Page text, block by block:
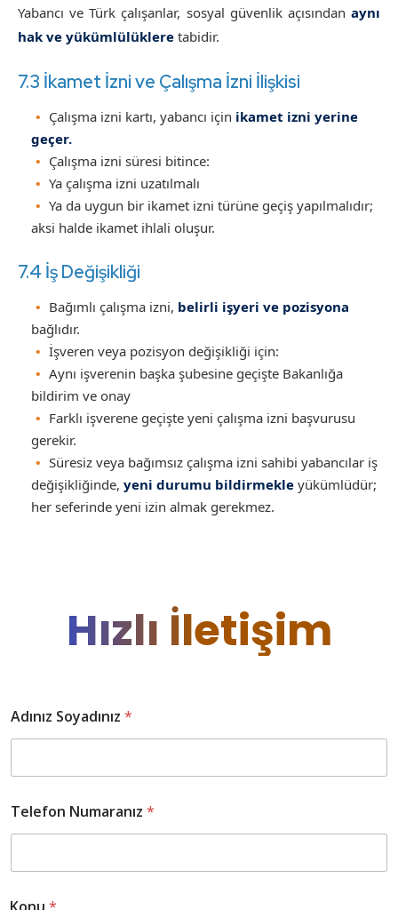
Yabancı ve Türk çalışanlar, sosyal güvenlik açısından aynı
hak ve yükümlülüklere tabidir.
7.3 İkamet İzni ve Çalışma İzni İlişkisi
Çalışma izni kartı, yabancı için ikamet izni yerine
geçer.
Çalışma izni süresi bitince:
Ya çalışma izni uzatılmalı
Ya da uygun bir ikamet izni türüne geçiş yapılmalıdır;
aksi halde ikamet ihlali oluşur.
7.4 İş Değişikliği
Bağımlı çalışma izni, belirli işyeri ve pozisyona
bağlıdır.
İşveren veya pozisyon değişikliği için:
Aynı işverenin başka şubesine geçişte Bakanlığa
bildirim ve onay
Farklı işverene geçişte yeni çalışma izni başvurusu
gerekir.
Süresiz veya bağımsız çalışma izni sahibi yabancılar iş
değişikliğinde, yeni durumu bildirmekle yükümlüdür;
her seferinde yeni izin almak gerekmez.
Hızlı İletişim
Adınız Soyadınız *
Telefon Numaranız *